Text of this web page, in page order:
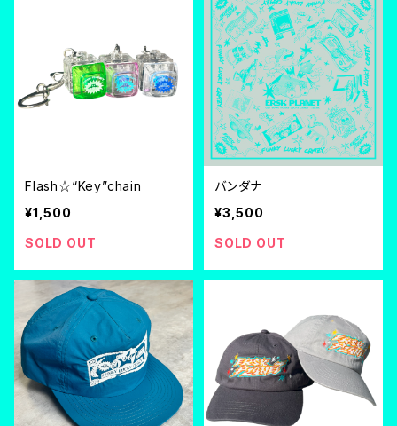
Flash☆“Key”chain
¥1,500
SOLD OUT
バンダナ
¥3,500
SOLD OUT